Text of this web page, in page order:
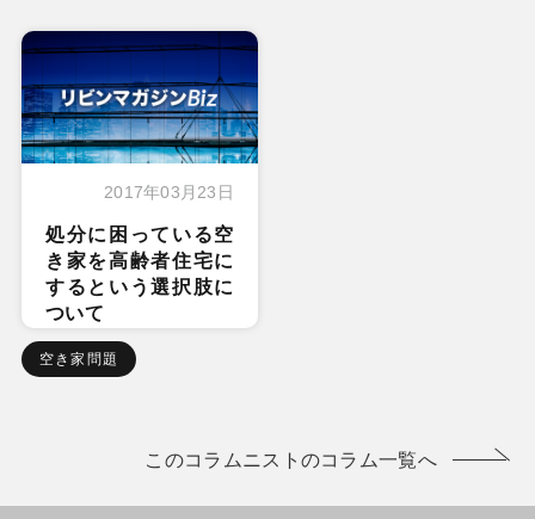
2017年03月23日
処分に困っている空
き家を高齢者住宅に
するという選択肢に
ついて
空き家問題
このコラムニストのコラム一覧へ